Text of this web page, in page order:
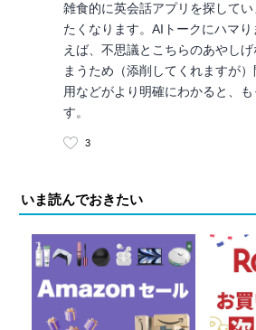
雑食的に英会話アプリを探して
たくなります。AIトークにハマ
えば、不思議とこちらのあやし
まうため（添削してくれますが
用などがより明確にわかると、
す。
3
いま読んでおきたい